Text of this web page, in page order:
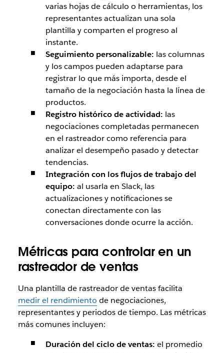
varias hojas de cálculo o herramientas, los
representantes actualizan una sola
plantilla y comparten el progreso al
instante.
Seguimiento personalizable: las columnas
y los campos pueden adaptarse para
registrar lo que más importa, desde el
tamaño de la negociación hasta la línea de
productos.
Registro histórico de actividad: las
negociaciones completadas permanecen
en el rastreador como referencia para
analizar el desempeño pasado y detectar
tendencias.
Integración con los flujos de trabajo del
equipo: al usarla en Slack, las
actualizaciones y notificaciones se
conectan directamente con las
conversaciones donde ocurre la acción.
Métricas para controlar en un
rastreador de ventas
Una plantilla de rastreador de ventas facilita
medir el rendimiento de negociaciones,
representantes y periodos de tiempo. Las métricas
más comunes incluyen:
Duración del ciclo de ventas: el promedio